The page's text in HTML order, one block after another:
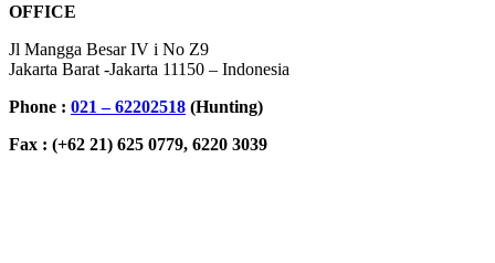
OFFICE
Jl Mangga Besar IV i No Z9
Jakarta Barat -Jakarta 11150 – Indonesia
Phone : 021 – 62202518 (Hunting)
Fax : (+62 21) 625 0779, 6220 3039